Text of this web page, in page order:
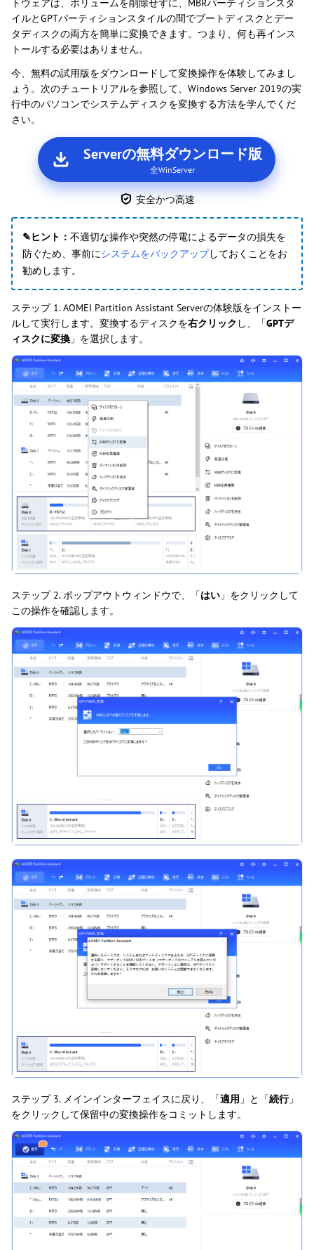
トウェアは、ボリュームを削除せずに、MBRパーティションスタ
イルとGPTパーティションスタイルの間でブートディスクとデー
タディスクの両方を簡単に変換できます。つまり、何も再インス
トールする必要はありません。
今、無料の試用版をダウンロードして変換操作を体験してみまし
ょう。次のチュートリアルを参照して、Windows Server 2019の実
行中のパソコンでシステムディスクを変換する方法を学んでくだ
さい。
Serverの無料ダウンロード版
全WinServer
安全かつ高速
✎ヒント： 不適切な操作や突然の停電によるデータの損失を
防ぐため、事前にシステムをバックアップしておくことをお
勧めします。
ステップ 1. AOMEI Partition Assistant Serverの体験版をインストー
ルして実行します。変換するディスクを右クリック し、「GPTデ
ィスクに変換 」を選択します。
ステップ 2. ポップアウトウィンドウで、「はい 」をクリックして
この操作を確認します。
ステップ 3. メインインターフェイスに戻り、「適用 」と「続行」
をクリックして保留中の変換操作をコミットします。